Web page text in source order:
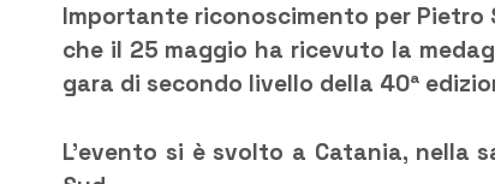
Importante riconoscimento per Pietro
che il 25 maggio ha ricevuto la
gara di secondo livello della 40ª
L’evento si è svolto a Catania, nella